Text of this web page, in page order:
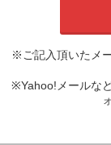
※ご記入頂いたメ
※Yahoo!メールな